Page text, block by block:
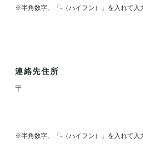
※半角数字、「-（ハイフン）」を入れて入
連絡先住所
〒
※半角数字、「-（ハイフン）」を入れて入